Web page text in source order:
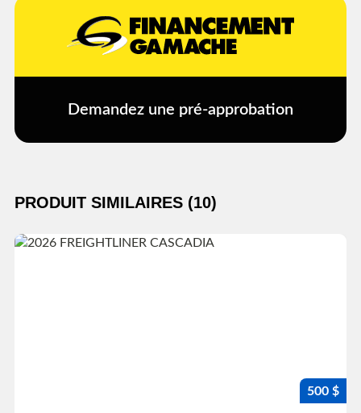
Demandez une pré-approbation
PRODUIT SIMILAIRES (10)
500 $